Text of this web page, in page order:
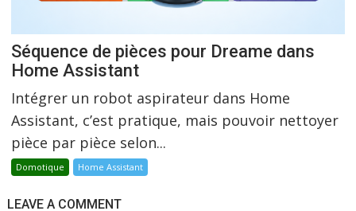
Séquence de pièces pour Dreame dans
Home Assistant
Intégrer un robot aspirateur dans Home
Assistant, c’est pratique, mais pouvoir nettoyer
pièce par pièce selon...
Domotique Home Assistant
LEAVE A COMMENT